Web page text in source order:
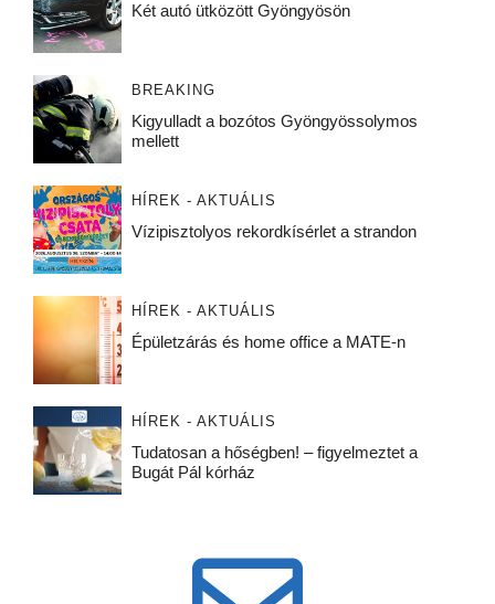
Két autó ütközött Gyöngyösön
BREAKING
Kigyulladt a bozótos Gyöngyössolymos
mellett
HÍREK - AKTUÁLIS
Vízipisztolyos rekordkísérlet a strandon
HÍREK - AKTUÁLIS
Épületzárás és home office a MATE-n
HÍREK - AKTUÁLIS
Tudatosan a hőségben! – figyelmeztet a
Bugát Pál kórház